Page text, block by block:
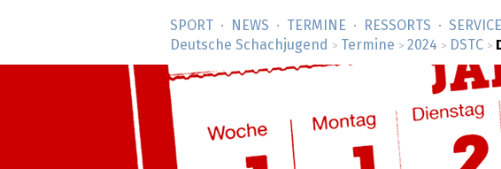
SPORT NEWS TERMINE RESSORTS SERVICE
Deutsche Schachjugend
> Termine > 2024 > DSTC >